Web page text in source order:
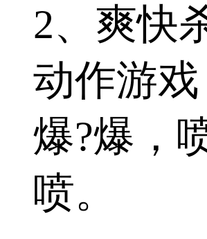
2、爽快
动作游戏
爆?爆，
喷。